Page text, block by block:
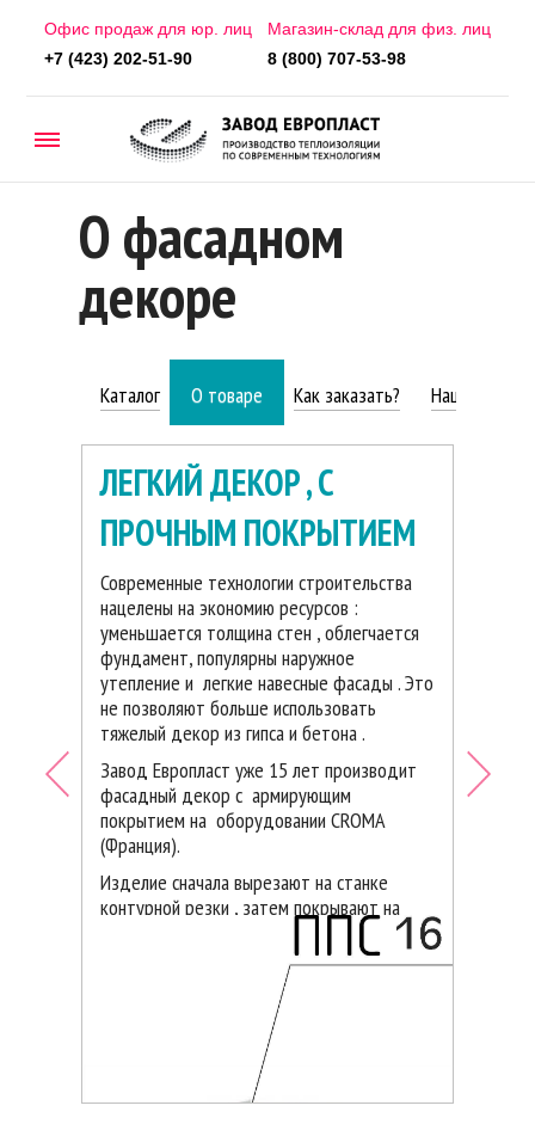
Офис продаж для юр. лиц
+7 (423) 202-51-90
Магазин-склад для физ. лиц
8 (800) 707-53-98
О фасадном
декоре
Каталог О товаре Как заказать? Наши работы
ЛЕГКИЙ ДЕКОР , С
ПРОЧНЫМ ПОКРЫТИЕМ
Современные технологии строительства
нацелены на экономию ресурсов :
уменьшается толщина стен , облегчается
фундамент, популярны наружное
утепление и легкие навесные фасады . Это
не позволяют больше использовать
тяжелый декор из гипса и бетона .
Завод Европласт уже 15 лет производит
фасадный декор с армирующим
покрытием на оборудовании CROMA
(Франция).
Изделие сначала вырезают на станке
контурной резки , затем покрывают на
станке ровным слоем покрытия толщиной
Покрытие застывая придает изделию
прочность камня , защищая его от
деформации, трещин, осадков, перепада
Наличие легкого утеплителя позволяет
КАКИЕ ЗАДАЧИ РЕШАЕТ
ДЕКОР ?
Создает неповторимый
архитектурный стиль -элементы
декора,соединенные в гармоничную
композицию завершают образ. Окна
без обрамления выглядят
одинаково . Стоит одеть окно в
белоснежную рамку наличника и оно
становится картиной, приобретая
лицо . Архитектурные элементы на
фасаде способны выделить Ваш дом
из ряда однообразных строений и
полностью изменить внешний облик.
Скрывает недостатки
строительства и проектирования
архитектурного декора на доме
способно сотворить чудеса.Оконные
проемы можно визуально увеличить
в размере, скрыть их неточную
геометрию, изменить форму и
пропорции. При неудачном выборе
фасада, можно отвлечь внимание на